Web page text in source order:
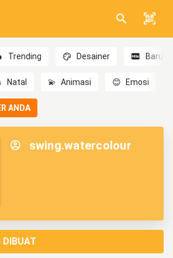
Trending Desainer Baru
Natal 💫 Animasi 😊 Emosi
ANDA
swing.watercolour
DIBUAT